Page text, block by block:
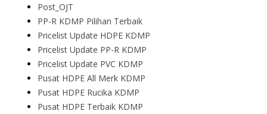
Post_OJT
PP-R KDMP Pilihan Terbaik
Pricelist Update HDPE KDMP
Pricelist Update PP-R KDMP
Pricelist Update PVC KDMP
Pusat HDPE All Merk KDMP
Pusat HDPE Rucika KDMP
Pusat HDPE Terbaik KDMP